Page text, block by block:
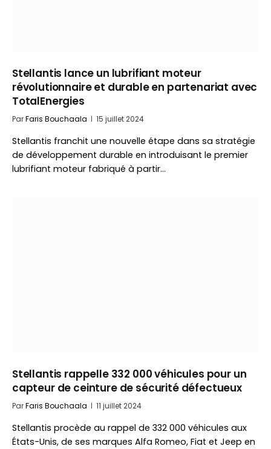
Stellantis lance un lubrifiant moteur
révolutionnaire et durable en partenariat avec
TotalEnergies
ParFaris Bouchaala 15 juillet 2024
Stellantis franchit une nouvelle étape dans sa stratégie
de développement durable en introduisant le premier
lubrifiant moteur fabriqué à partir…
Stellantis rappelle 332 000 véhicules pour un
capteur de ceinture de sécurité défectueux
ParFaris Bouchaala 11 juillet 2024
Stellantis procède au rappel de 332 000 véhicules aux
États-Unis, de ses marques Alfa Romeo, Fiat et Jeep en